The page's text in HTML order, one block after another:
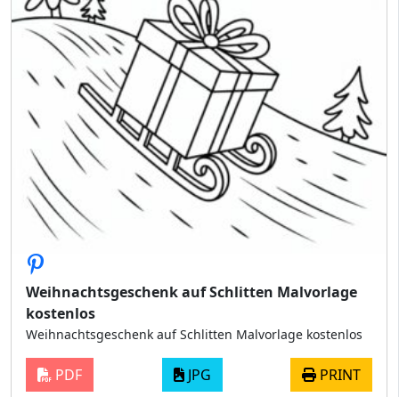
Weihnachtsgeschenk auf Schlitten Malvorlage
kostenlos
Weihnachtsgeschenk auf Schlitten Malvorlage kostenlos
PDF JPG PRINT